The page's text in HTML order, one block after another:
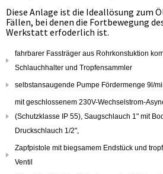
Diese Anlage ist die Ideallösung zum
Fällen, bei denen die Fortbewegung
Werkstatt erfoderlich ist.
fahrbarer Fassträger aus Rohrkonstuktion
Schlauchhalter und Tropfensammler
selbstansaugende Pumpe Fördermenge 9l/
mit geschlossenem 230V-Wechselstrom-
(Schutzklasse IP 55), Saugschlauch 1" mit
Druckschlauch 1/2",
Zapfpistole mit biegsamem Endstück und
Ventil